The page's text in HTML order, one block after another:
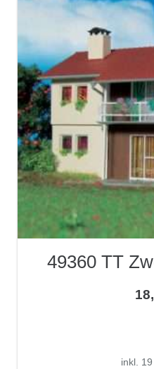
49360 TT
inkl.